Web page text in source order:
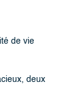
de vie
deux